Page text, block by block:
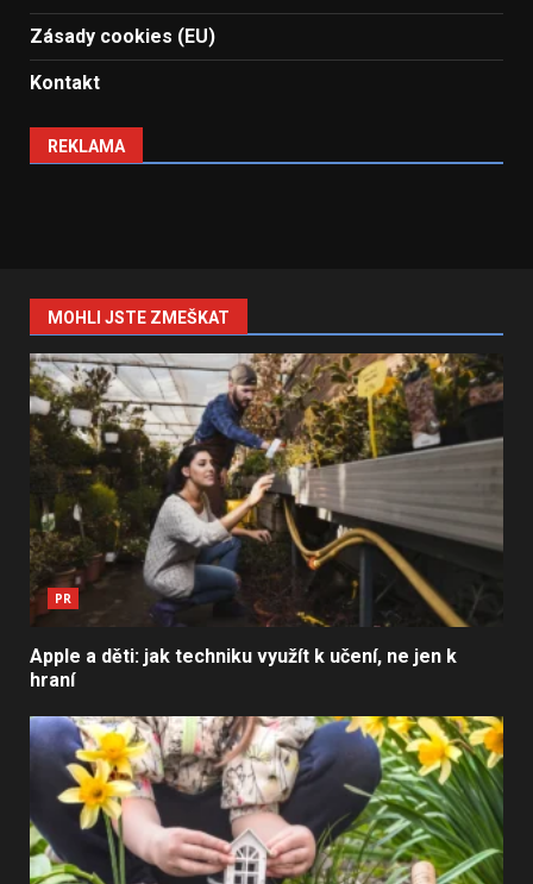
Zásady cookies (EU)
Kontakt
REKLAMA
MOHLI JSTE ZMEŠKAT
PR
Apple a děti: jak techniku využít k učení, ne jen k
hraní